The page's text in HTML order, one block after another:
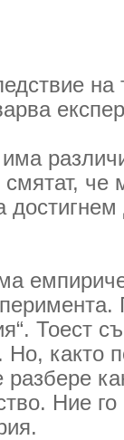
на
смятат,
Тоест
както
Ние